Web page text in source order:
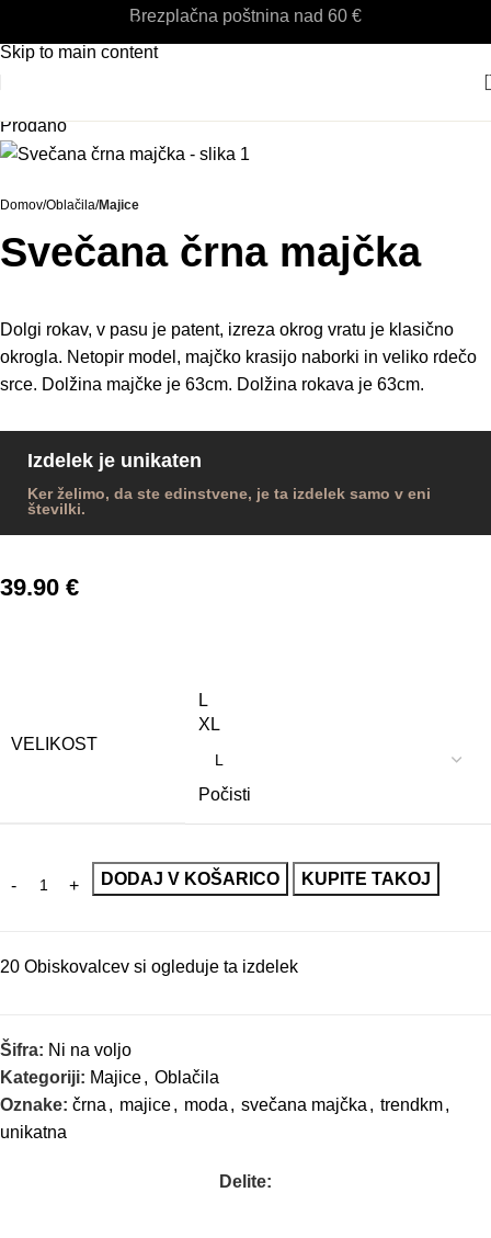
Skip to navigation
Skip to main content
Brezplačna poštnina nad 60 €
Prodano
Domov Oblačila Majice
Svečana črna majčka
Dolgi rokav, v pasu je patent, izreza okrog vratu je klasično
okrogla. Netopir model, majčko krasijo naborki in veliko rdečo
srce. Dolžina majčke je 63cm. Dolžina rokava je 63cm.
Izdelek je unikaten
Ker želimo, da ste edinstvene, je ta izdelek samo v eni
številki.
39.90 €
VELIKOST
L
XL
Počisti
DODAJ V KOŠARICO KUPITE TAKOJ
20 Obiskovalcev si ogleduje ta izdelek
Šifra: Ni na voljo
Kategoriji: Majice, Oblačila
Oznake: črna , majice, moda , svečana majčka , trendkm,
unikatna
Delite: